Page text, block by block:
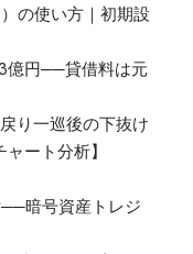
の使い方｜初期設
億円──貸借料は元
り一巡後の下抜け
ート分析】
暗号資産トレジ